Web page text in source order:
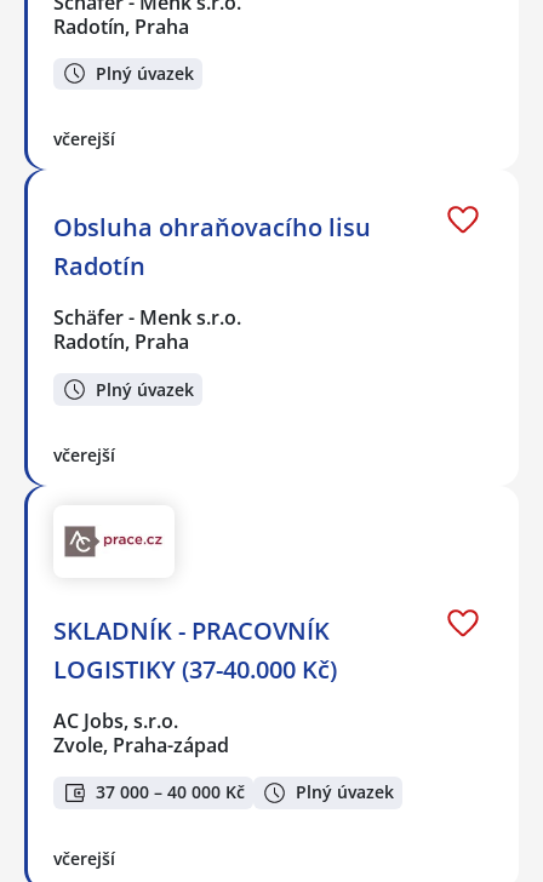
Radotín, Praha
Plný úvazek
včerejší
Obsluha ohraňovacího lisu
Radotín
Schäfer - Menk s.r.o.
Radotín, Praha
Plný úvazek
včerejší
SKLADNÍK - PRACOVNÍK
LOGISTIKY (37-40.000 Kč)
AC Jobs, s.r.o.
Zvole, Praha-západ
37 000 – 40 000 Kč Plný úvazek
včerejší